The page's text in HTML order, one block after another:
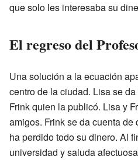
que solo les interesaba su
El regreso del
Una solución a la ecuación
centro de la ciudad. Lisa se
Frink quien la publicó. Lisa y
amigos. Frink se da cuenta
ha perdido todo su dinero. Al
universidad y saluda